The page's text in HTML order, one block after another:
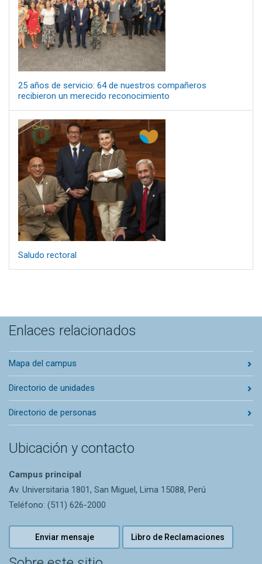
25 años de servicio: 64 de nuestros compañeros
recibieron un merecido reconocimiento
Saludo rectoral
Enlaces relacionados
Mapa del campus
Directorio de unidades
Directorio de personas
Ubicación y contacto
Campus principal
Av. Universitaria 1801, San Miguel, Lima 15088, Perú
Teléfono: (511) 626-2000
Enviar mensaje Libro de Reclamaciones